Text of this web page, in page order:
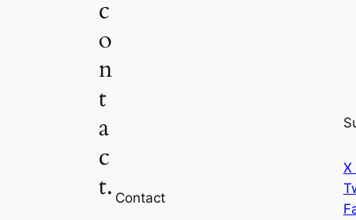
c
o
n
t
a
c
t. Contact
X